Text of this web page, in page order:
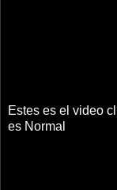
Estes es el video
es Normal